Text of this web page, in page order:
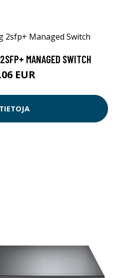
MANAGED SWITCH
EUR